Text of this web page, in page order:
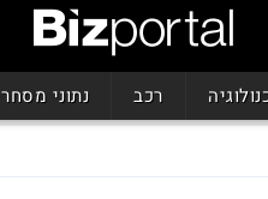
רכב נתוני מסחר